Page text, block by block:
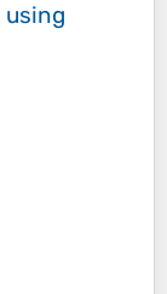
using